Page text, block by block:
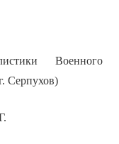
Военного
Серпухов)